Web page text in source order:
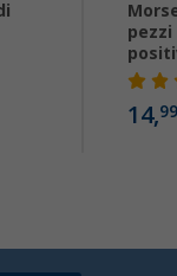
pezzi
14,99